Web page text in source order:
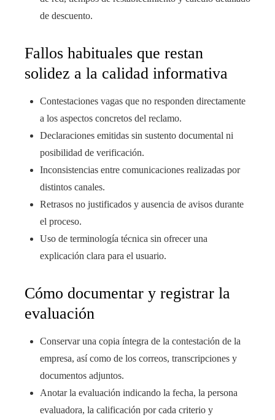
de descuento.
Fallos habituales que restan
solidez a la calidad informativa
Contestaciones vagas que no responden directamente
a los aspectos concretos del reclamo.
Declaraciones emitidas sin sustento documental ni
posibilidad de verificación.
Inconsistencias entre comunicaciones realizadas por
distintos canales.
Retrasos no justificados y ausencia de avisos durante
el proceso.
Uso de terminología técnica sin ofrecer una
explicación clara para el usuario.
Cómo documentar y registrar la
evaluación
Conservar una copia íntegra de la contestación de la
empresa, así como de los correos, transcripciones y
documentos adjuntos.
Anotar la evaluación indicando la fecha, la persona
evaluadora, la calificación por cada criterio y